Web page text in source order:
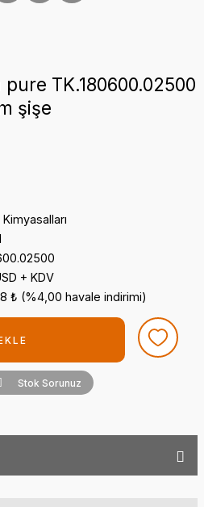
TK.180600.02500
şişe
+ KDV
₺ (%4,00 havale indirimi)
Stok Sorunuz